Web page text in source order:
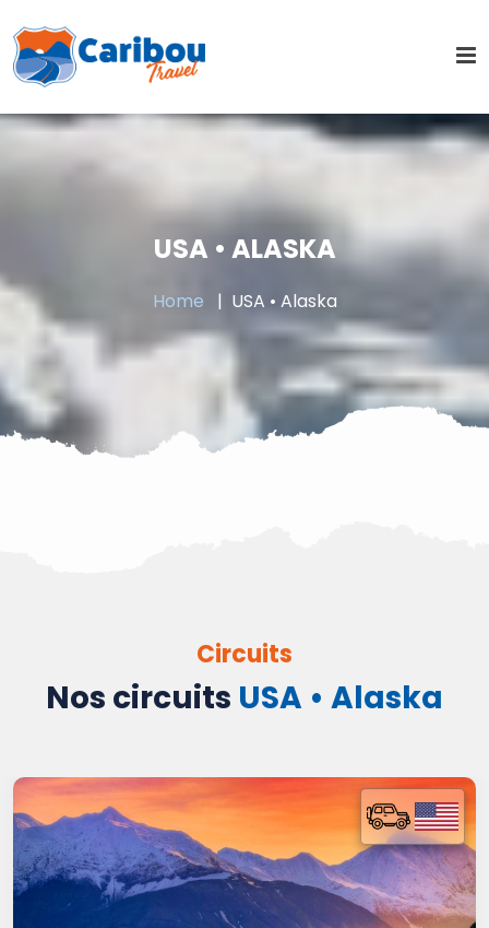
USA • ALASKA
Home USA • Alaska
Circuits
Nos circuits USA • Alaska